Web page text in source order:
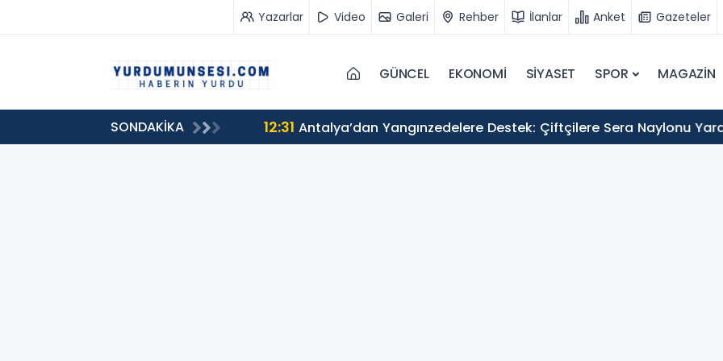
Yazarlar Video Galeri Rehber İlanlar Anket Gazeteler
GÜNCEL EKONOMİ SİYASET SPOR MAGAZİN
SONDAKİKA 12:31 Antalya’dan Yangınzedelere Destek: Çiftçilere Sera Naylonu